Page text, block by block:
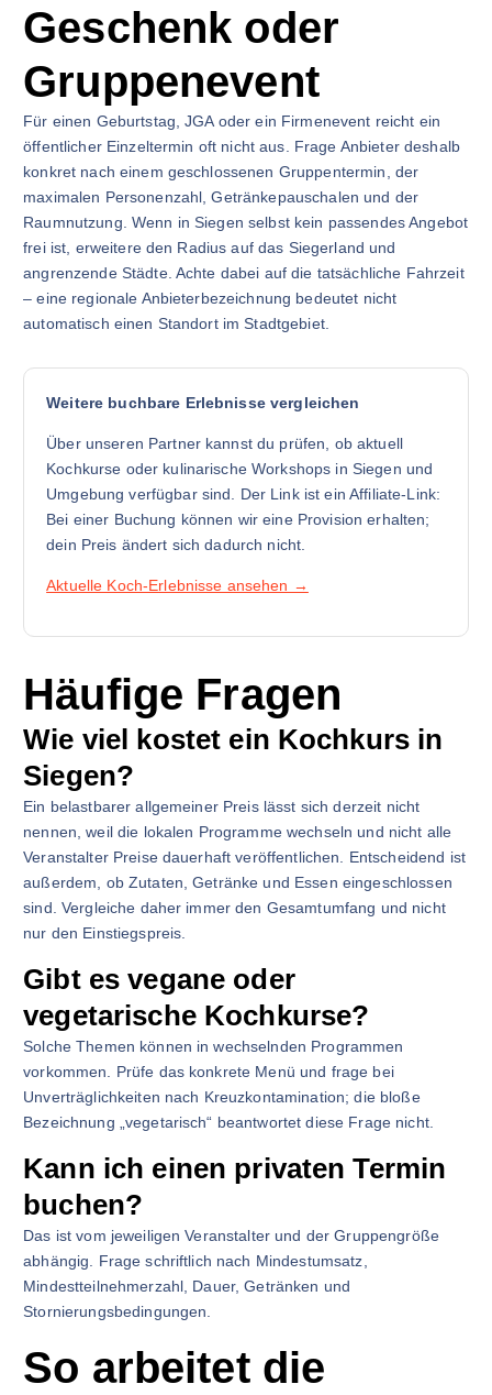
Geschenk oder
Gruppenevent
Für einen Geburtstag, JGA oder ein Firmenevent reicht ein
öffentlicher Einzeltermin oft nicht aus. Frage Anbieter deshalb
konkret nach einem geschlossenen Gruppentermin, der
maximalen Personenzahl, Getränkepauschalen und der
Raumnutzung. Wenn in Siegen selbst kein passendes Angebot
frei ist, erweitere den Radius auf das Siegerland und
angrenzende Städte. Achte dabei auf die tatsächliche Fahrzeit
– eine regionale Anbieterbezeichnung bedeutet nicht
automatisch einen Standort im Stadtgebiet.
Weitere buchbare Erlebnisse vergleichen
Über unseren Partner kannst du prüfen, ob aktuell
Kochkurse oder kulinarische Workshops in Siegen und
Umgebung verfügbar sind. Der Link ist ein Affiliate-Link:
Bei einer Buchung können wir eine Provision erhalten;
dein Preis ändert sich dadurch nicht.
Aktuelle Koch-Erlebnisse ansehen →
Häufige Fragen
Wie viel kostet ein Kochkurs in
Siegen?
Ein belastbarer allgemeiner Preis lässt sich derzeit nicht
nennen, weil die lokalen Programme wechseln und nicht alle
Veranstalter Preise dauerhaft veröffentlichen. Entscheidend ist
außerdem, ob Zutaten, Getränke und Essen eingeschlossen
sind. Vergleiche daher immer den Gesamtumfang und nicht
nur den Einstiegspreis.
Gibt es vegane oder
vegetarische Kochkurse?
Solche Themen können in wechselnden Programmen
vorkommen. Prüfe das konkrete Menü und frage bei
Unverträglichkeiten nach Kreuzkontamination; die bloße
Bezeichnung „vegetarisch“ beantwortet diese Frage nicht.
Kann ich einen privaten Termin
buchen?
Das ist vom jeweiligen Veranstalter und der Gruppengröße
abhängig. Frage schriftlich nach Mindestumsatz,
Mindestteilnehmerzahl, Dauer, Getränken und
Stornierungsbedingungen.
So arbeitet die